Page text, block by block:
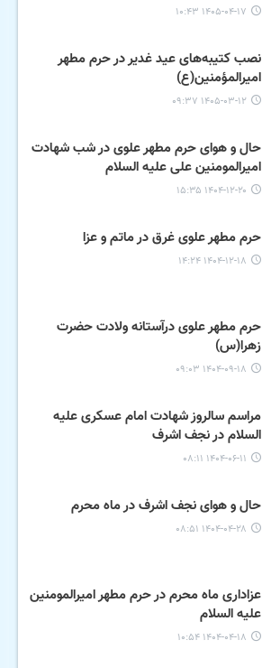
۱۴۰۵-۰۴-۱۷ ۱۰:۴۳
نصب کتیبه‌های عید غدیر در حرم مطهر
امیرالمؤمنین(ع)
۱۴۰۵-۰۳-۱۲ ۰۹:۳۷
حال و هوای حرم مطهر علوی در شب شهادت
امیرالمومنین علی علیه السلام
۱۴۰۴-۱۲-۲۰ ۱۵:۳۵
حرم مطهر علوی غرق در ماتم و عزا
۱۴۰۴-۱۲-۱۸ ۱۴:۲۴
حرم مطهر علوی درآستانه ولادت حضرت
زهرا(س)
۱۴۰۴-۰۹-۱۸ ۰۹:۰۳
مراسم سالروز شهادت امام عسکری علیه
السلام در نجف اشرف
۱۴۰۴-۰۶-۱۱ ۰۸:۱۱
حال و هوای نجف اشرف در ماه محرم
۱۴۰۴-۰۴-۲۸ ۰۸:۵۱
عزاداری ماه محرم در حرم مطهر امیرالمومنین
علیه السلام
۱۴۰۴-۰۴-۱۸ ۱۰:۵۴